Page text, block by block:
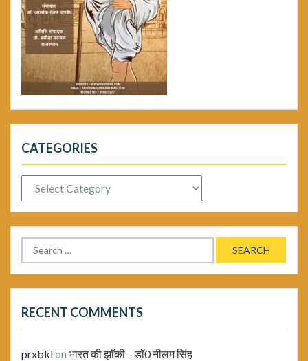
CATEGORIES
Categories
Search
for:
RECENT COMMENTS
prxbklon भारत की झाँकी – डॉ0 नीलम सिंह